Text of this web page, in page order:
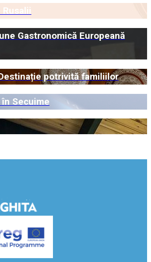
Rusalii
Gastronomică Europeană
potrivită familiilor
Secuime